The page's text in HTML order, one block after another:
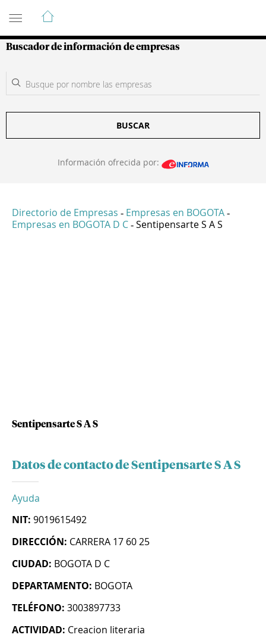
Guía de Empresas Colombianas
Buscador de información de empresas
BUSCAR
Información ofrecida por:
Directorio de Empresas - Empresas en BOGOTA -
Empresas en BOGOTA D C - Sentipensarte S A S
Sentipensarte S A S
Datos de contacto de Sentipensarte S A S
Ayuda
NIT: 9019615492
DIRECCIÓN: CARRERA 17 60 25
CIUDAD: BOGOTA D C
DEPARTAMENTO: BOGOTA
TELÉFONO: 3003897733
ACTIVIDAD: Creacion literaria